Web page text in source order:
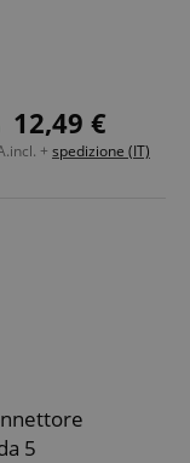
12,49 €
+ spedizione (IT)
5